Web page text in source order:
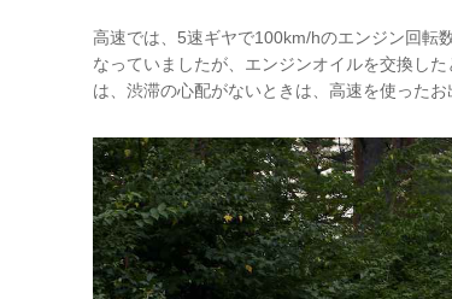
高速では、5速ギヤで100km/hのエンジン回転
なっていましたが、エンジンオイルを交換し
は、渋滞の心配がないときは、高速を使ったお